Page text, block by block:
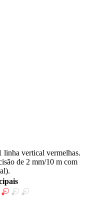
linha vertical vermelhas.
de 2 mm/10 m com